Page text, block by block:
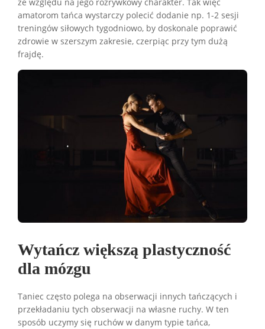
ze względu na jego rozrywkowy charakter. Tak więc
amatorom tańca wystarczy polecić dodanie np. 1-2 sesji
treningów siłowych tygodniowo, by doskonale poprawić
zdrowie w szerszym zakresie, czerpiąc przy tym dużą
frajdę.
Wytańcz większą plastyczność
dla mózgu
Taniec często polega na obserwacji innych tańczących i
przekładaniu tych obserwacji na własne ruchy. W ten
sposób uczymy się ruchów w danym typie tańca,